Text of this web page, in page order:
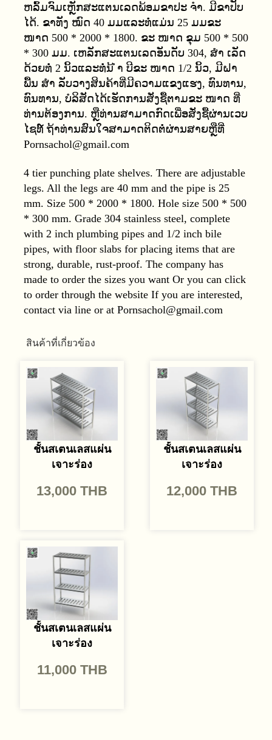
ຫລົ້ມຈົມເຫຼັກສະແຕນເລດພ້ອມຂາປະ ຈຳ. ມີຂາປັບ
ໄດ້. ຂາທັງ ໝົດ 40 ມມແລະທໍ່ແມ່ນ 25 ມມຂະ
ໜາດ 500 * 2000 * 1800. ຂະ ໜາດ ຂຸມ 500 * 500
* 300 ມມ. ເຫລັກສະແຕນເລດອັນດັບ 304, ສຳ ເລັດ
ດ້ວຍທໍ່ 2 ນິ້ວແລະທໍ່ນ້ ຳ ບີຂະ ໜາດ 1/2 ນິ້ວ, ມີຝາ
ພື້ນ ສຳ ລັບວາງສິນຄ້າທີ່ມີຄວາມແຂງແຮງ, ທົນທານ,
ທົນທານ, ບໍລິສັດໄດ້ເຮັດການສັ່ງຊື້ຕາມຂະ ໜາດ ທີ່
ທ່ານຕ້ອງການ. ຫຼືທ່ານສາມາດກົດເພື່ອສັ່ງຊື້ຜ່ານເວບ
ໄຊທ໌ ຖ້າທ່ານສົນໃຈສາມາດຕິດຕໍ່ຜ່ານສາຍຫຼືທີ່
Pornsachol@gmail.com
4 tier punching plate shelves. There are adjustable
legs. All the legs are 40 mm and the pipe is 25
mm. Size 500 * 2000 * 1800. Hole size 500 * 500
* 300 mm. Grade 304 stainless steel, complete
with 2 inch plumbing pipes and 1/2 inch bile
pipes, with floor slabs for placing items that are
strong, durable, rust-proof. The company has
made to order the sizes you want Or you can click
to order through the website If you are interested,
contact via line or at Pornsachol@gmail.com
สินค้าที่เกี่ยวข้อง
ชั้นสเตนเลสแผ่น
เจาะร่อง
13,000 THB
ชั้นสเตนเลสแผ่น
เจาะร่อง
12,000 THB
ชั้นสเตนเลสแผ่น
เจาะร่อง
11,000 THB